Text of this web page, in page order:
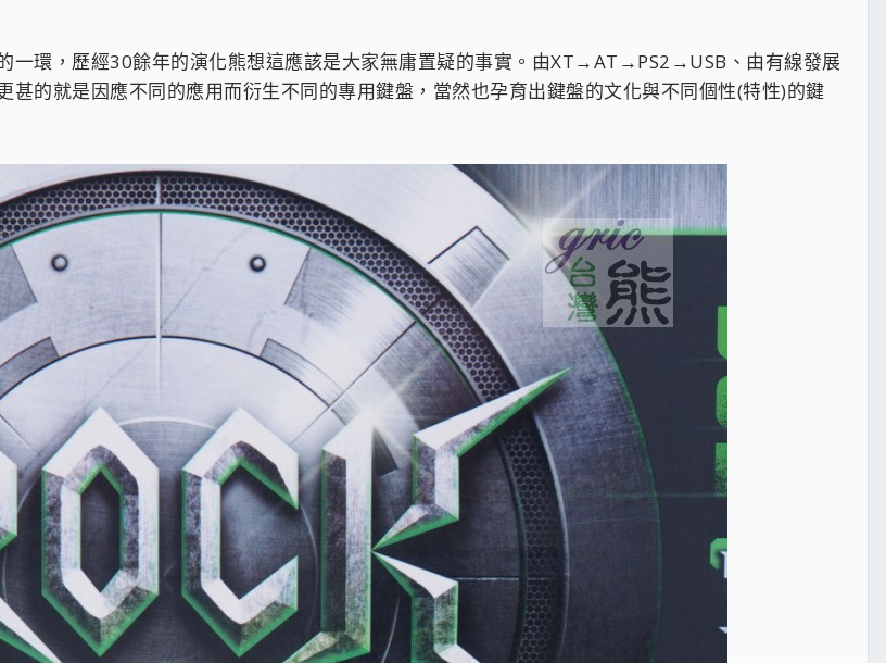
一環，歷經30餘年的演化熊想這應該是大家無庸置疑的事實。由XT→AT→PS2→USB、由有線發展
甚的就是因應不同的應用而衍生不同的專用鍵盤，當然也孕育出鍵盤的文化與不同個性(特性)的鍵